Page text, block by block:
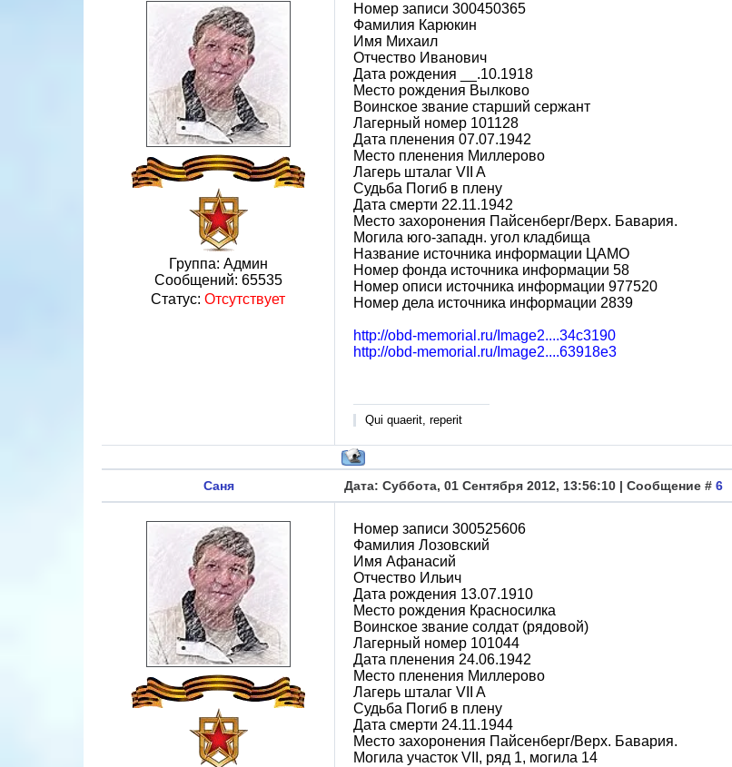
Группа: Админ
Сообщений: 65535
Статус: Отсутствует
Номер записи 300450365
Фамилия Карюкин
Имя Михаил
Отчество Иванович
Дата рождения __.10.1918
Место рождения Вылково
Воинское звание старший сержант
Лагерный номер 101128
Дата пленения 07.07.1942
Место пленения Миллерово
Лагерь шталаг VII A
Судьба Погиб в плену
Дата смерти 22.11.1942
Место захоронения Пайсенберг/Верх. Бавария.
Могила юго-западн. угол кладбища
Название источника информации ЦАМО
Номер фонда источника информации 58
Номер описи источника информации 977520
Номер дела источника информации 2839
http://obd-memorial.ru/Image2....34c3190
http://obd-memorial.ru/Image2....63918e3
Qui quaerit, reperit
Саня Дата: Суббота, 01 Сентября 2012, 13:56:10 | Сообщение # 6
Номер записи 300525606
Фамилия Лозовский
Имя Афанасий
Отчество Ильич
Дата рождения 13.07.1910
Место рождения Красносилка
Воинское звание солдат (рядовой)
Лагерный номер 101044
Дата пленения 24.06.1942
Место пленения Миллерово
Лагерь шталаг VII A
Судьба Погиб в плену
Дата смерти 24.11.1944
Место захоронения Пайсенберг/Верх. Бавария.
Могила участок VII, ряд 1, могила 14